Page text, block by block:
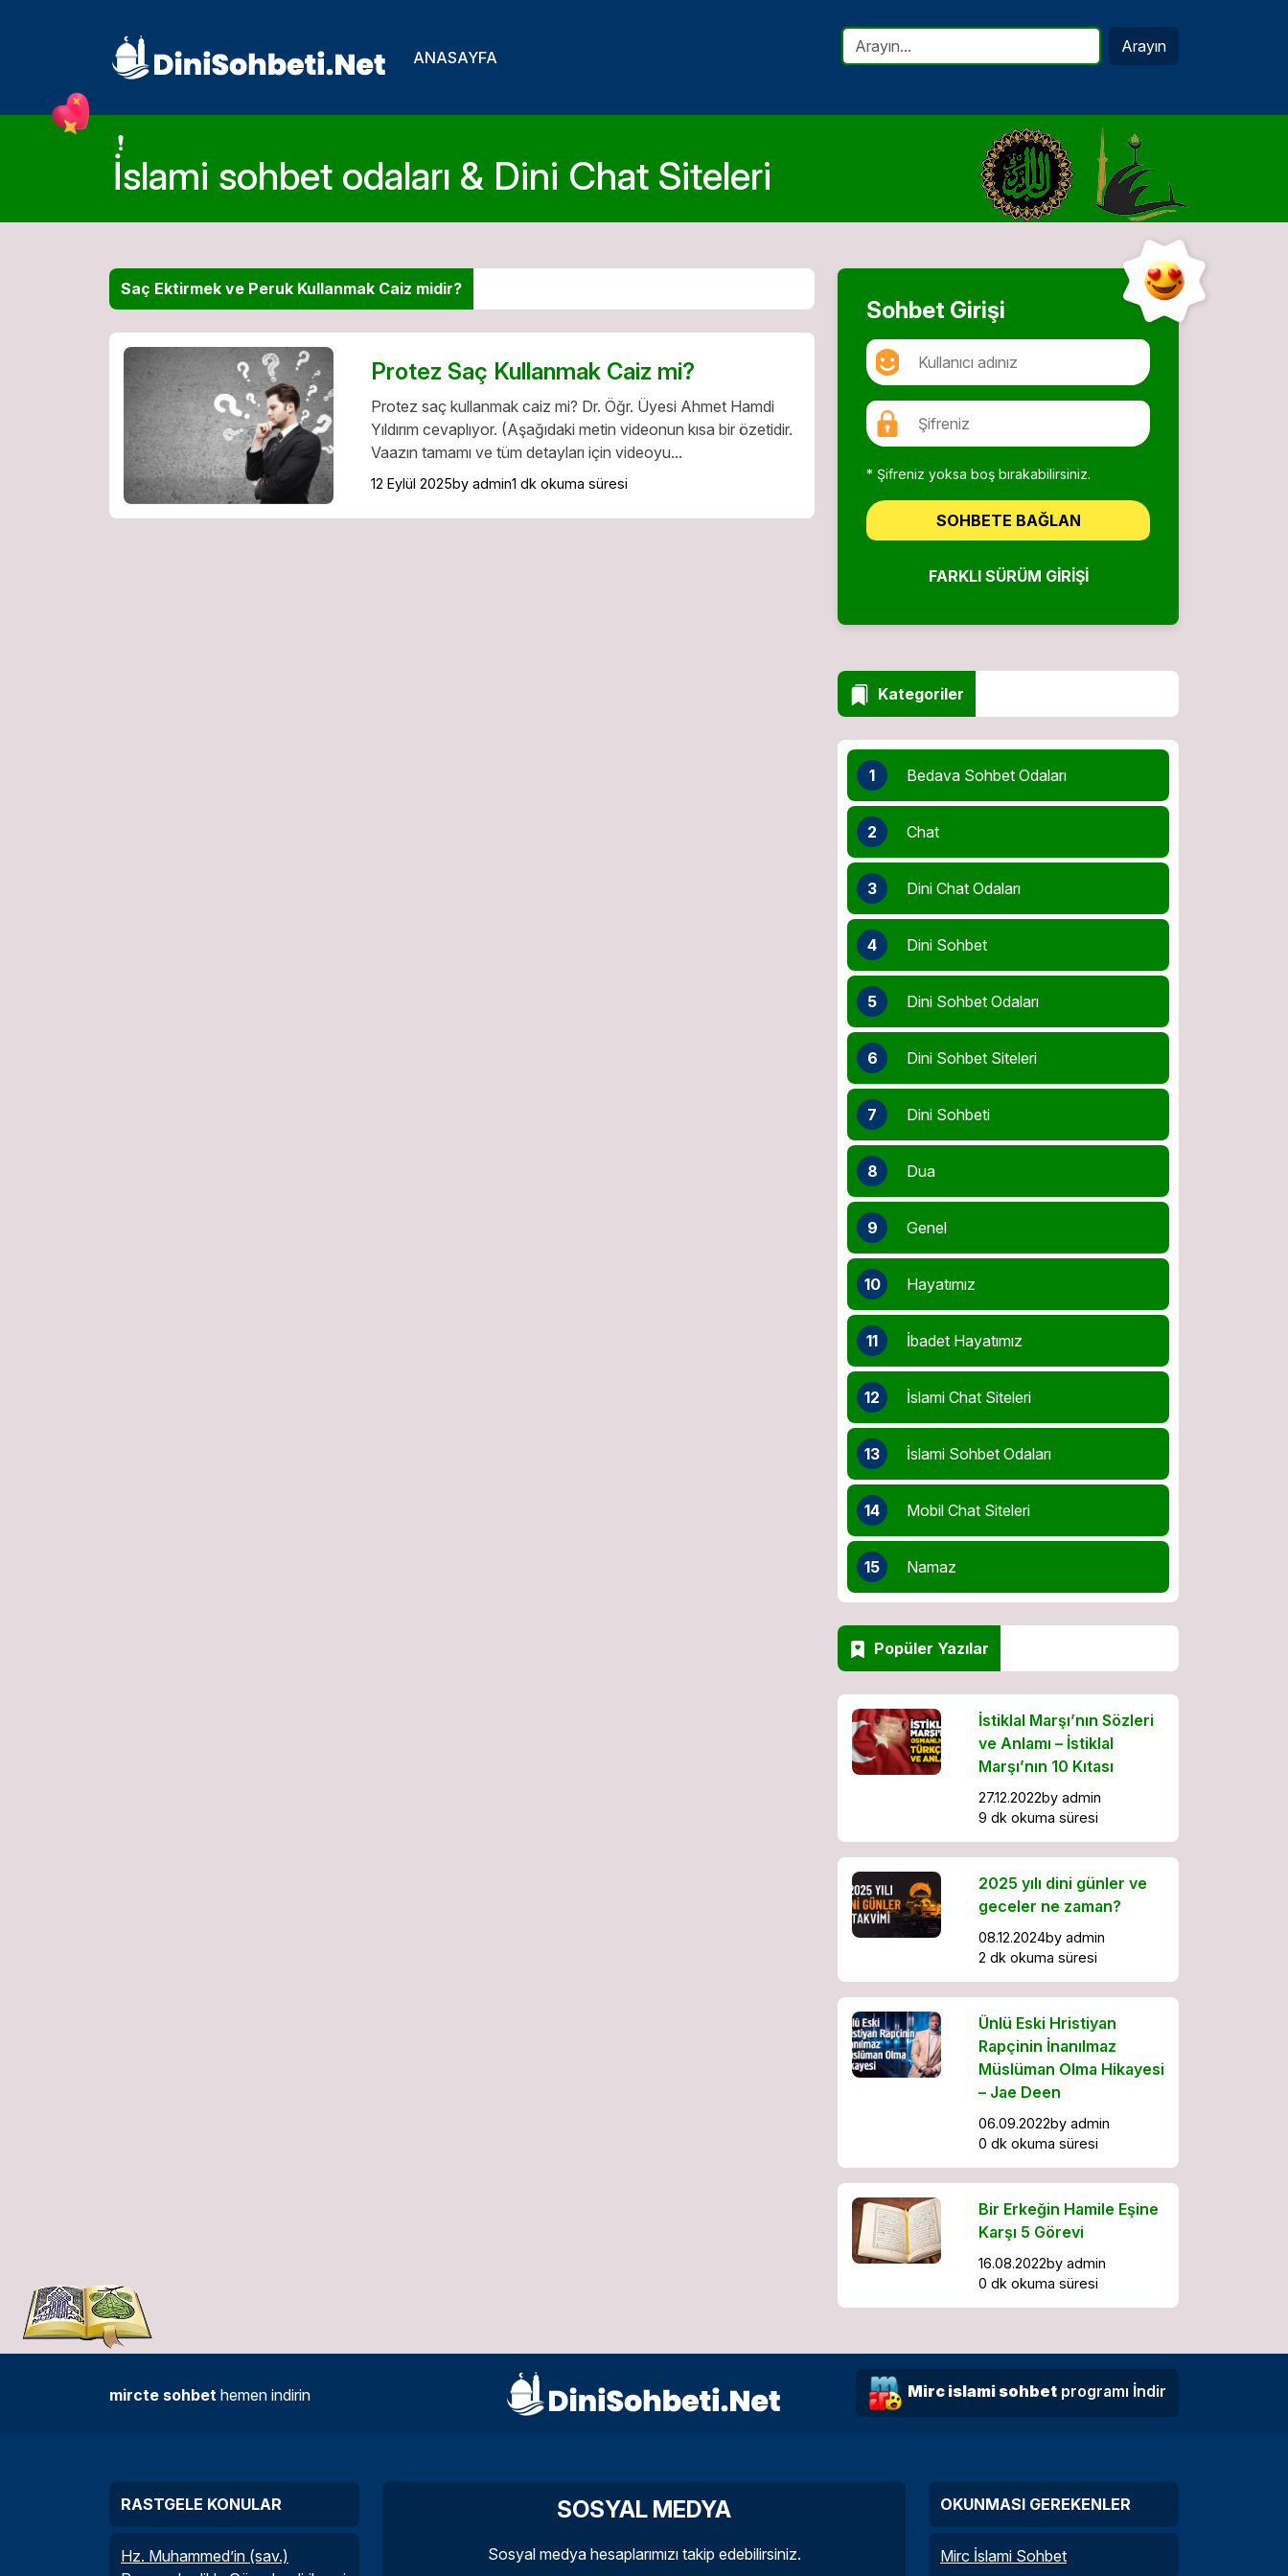
ANASAYFA
Arayın
İslami sohbet odaları & Dini Chat Siteleri
Saç Ektirmek ve Peruk Kullanmak Caiz midir?
Protez Saç Kullanmak Caiz mi?
Protez saç kullanmak caiz mi? Dr. Öğr. Üyesi Ahmet Hamdi
Yıldırım cevaplıyor. (Aşağıdaki metin videonun kısa bir özetidir.
Vaazın tamamı ve tüm detayları için videoyu...
12 Eylül 2025by admin1 dk okuma süresi
Sohbet Girişi
* Şifreniz yoksa boş bırakabilirsiniz.
SOHBETE BAĞLAN
FARKLI SÜRÜM GIRIŞI
Kategoriler
1 Bedava Sohbet Odaları
2 Chat
3 Dini Chat Odaları
4 Dini Sohbet
5 Dini Sohbet Odaları
6 Dini Sohbet Siteleri
7 Dini Sohbeti
8 Dua
9 Genel
10 Hayatımız
11 İbadet Hayatımız
12 İslami Chat Siteleri
13 İslami Sohbet Odaları
14 Mobil Chat Siteleri
15 Namaz
Popüler Yazılar
İstiklal Marşı’nın Sözleri
ve Anlamı – İstiklal
Marşı’nın 10 Kıtası
27.12.2022by admin
9 dk okuma süresi
2025 yılı dini günler ve
geceler ne zaman?
08.12.2024by admin
2 dk okuma süresi
Ünlü Eski Hristiyan
Rapçinin İnanılmaz
Müslüman Olma Hikayesi
– Jae Deen
06.09.2022by admin
0 dk okuma süresi
Bir Erkeğin Hamile Eşine
Karşı 5 Görevi
16.08.2022by admin
0 dk okuma süresi
mircte sohbet hemen indirin Mirc islami sohbet programı İndir
RASTGELE KONULAR
Hz. Muhammed’in (sav.)
SOSYAL MEDYA
Sosyal medya hesaplarımızı takip edebilirsiniz.
OKUNMASI GEREKENLER
Mirc İslami Sohbet